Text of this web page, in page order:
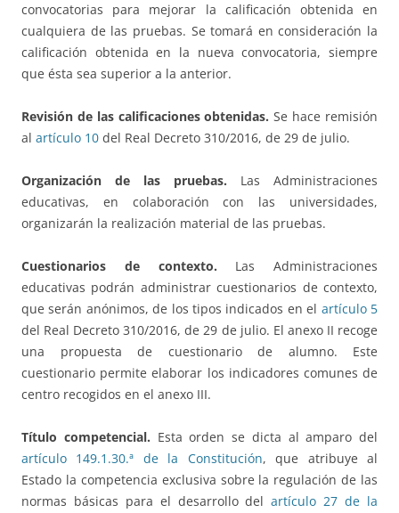
convocatorias para mejorar la calificación obtenida en
cualquiera de las pruebas. Se tomará en consideración la
calificación obtenida en la nueva convocatoria, siempre
que ésta sea superior a la anterior.
Revisión de las calificaciones obtenidas.Se hace remisión
al artículo 10 del Real Decreto 310/2016, de 29 de julio.
Organización de las pruebas. Las Administraciones
educativas, en colaboración con las universidades,
organizarán la realización material de las pruebas.
Cuestionarios de contexto. Las Administraciones
educativas podrán administrar cuestionarios de contexto,
que serán anónimos, de los tipos indicados en el artículo 5
del Real Decreto 310/2016, de 29 de julio. El anexo II recoge
una propuesta de cuestionario de alumno. Este
cuestionario permite elaborar los indicadores comunes de
centro recogidos en el anexo III.
Título competencial. Esta orden se dicta al amparo del
artículo 149.1.30.ª de la Constitución, que atribuye al
Estado la competencia exclusiva sobre la regulación de las
normas básicas para el desarrollo delartículo 27 de la